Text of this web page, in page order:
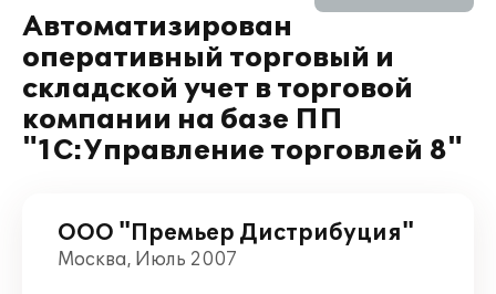
Автоматизирован
оперативный торговый и
складской учет в торговой
компании на базе ПП
"1С:Управление торговлей 8"
ООО "Премьер Дистрибуция"
Москва, Июль 2007